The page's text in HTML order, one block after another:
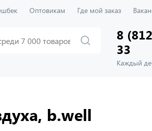
Оптовикам Где мой заказ
8
33
Каждый
b.well